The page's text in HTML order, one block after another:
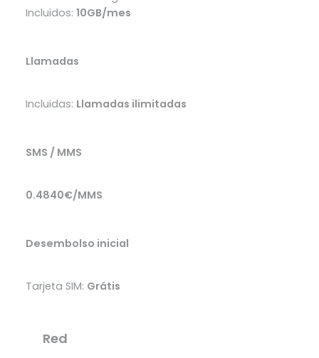
Incluidos: 10GB/mes
Llamadas
Incluidas: Llamadas ilimitadas
SMS / MMS
0.4840€/MMS
Desembolso inicial
Tarjeta SIM: Grátis
Red